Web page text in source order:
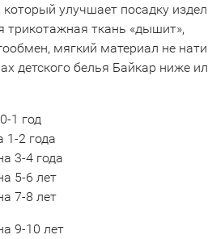
улучшает посадку
трикотажная ткань «дышит»,
мягкий материал не
детского белья Байкар ниже
1 год
1-2 года
3-4 года
5-6 лет
7-8 лет
9-10 лет